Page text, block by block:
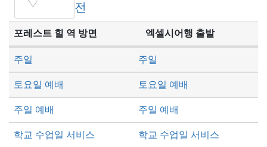
전
포레스트 힐 역 방면 엑셀시어행 출발
토요일 예배 토요일 예배
주일 예배 주일 예배
주일 주일
학교 수업일 서비스 학교 수업일 서비스